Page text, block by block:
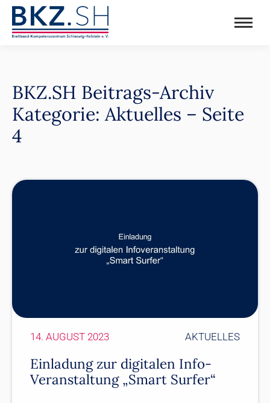
BKZ.SH Beitrags-Archiv
Kategorie: Aktuelles – Seite
4
Einladung zur digitalen Info-
Veranstaltung „Smart Surfer“
AKTUELLES
14. AUGUST 2023